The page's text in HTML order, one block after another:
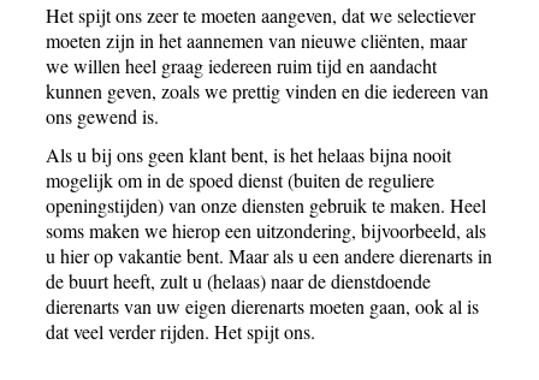
Het spijt ons zeer te moeten aangeven, dat we selectiever
moeten zijn in het aannemen van nieuwe cliënten, maar
we willen heel graag iedereen ruim tijd en aandacht
kunnen geven, zoals we prettig vinden en die iedereen van
ons gewend is.
Als u bij ons geen klant bent, is het helaas bijna nooit
mogelijk om in de spoed dienst (buiten de reguliere
openingstijden) van onze diensten gebruik te maken. Heel
soms maken we hierop een uitzondering, bijvoorbeeld, als
u hier op vakantie bent. Maar als u een andere dierenarts in
de buurt heeft, zult u (helaas) naar de dienstdoende
dierenarts van uw eigen dierenarts moeten gaan, ook al is
dat veel verder rijden. Het spijt ons.